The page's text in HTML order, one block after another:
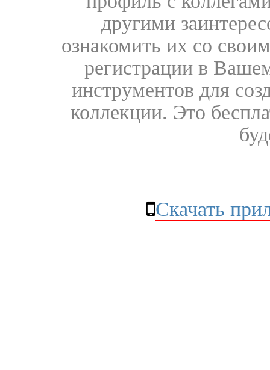
другими
ознакомить их со
регистрации в
инструментов для
коллекции. Это
Скачать